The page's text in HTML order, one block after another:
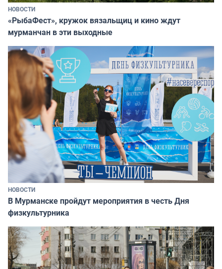
НОВОСТИ
«РыбаФест», кружок вязальщиц и кино ждут
мурманчан в эти выходные
НОВОСТИ
В Мурманске пройдут мероприятия в честь Дня
физкультурника